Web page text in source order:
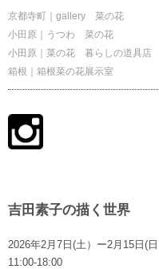
京都寺町｜gallery 菜の花
小田原｜うつわ 菜の花
小田原｜菜の花 暮らしの道具店
箱根｜箱根菜の花展示室
吉田素子の描く世界
2026年2月7日(土）ー2月15日(日
11:00-18:00